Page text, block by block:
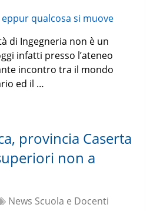
di Ingegneria non è un
infatti presso l’ateneo
incontro tra il mondo
ed il …
provincia Caserta
non a
News Scuola e Docenti